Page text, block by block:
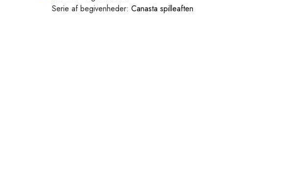
Serie af begivenheder: Canasta spilleaften